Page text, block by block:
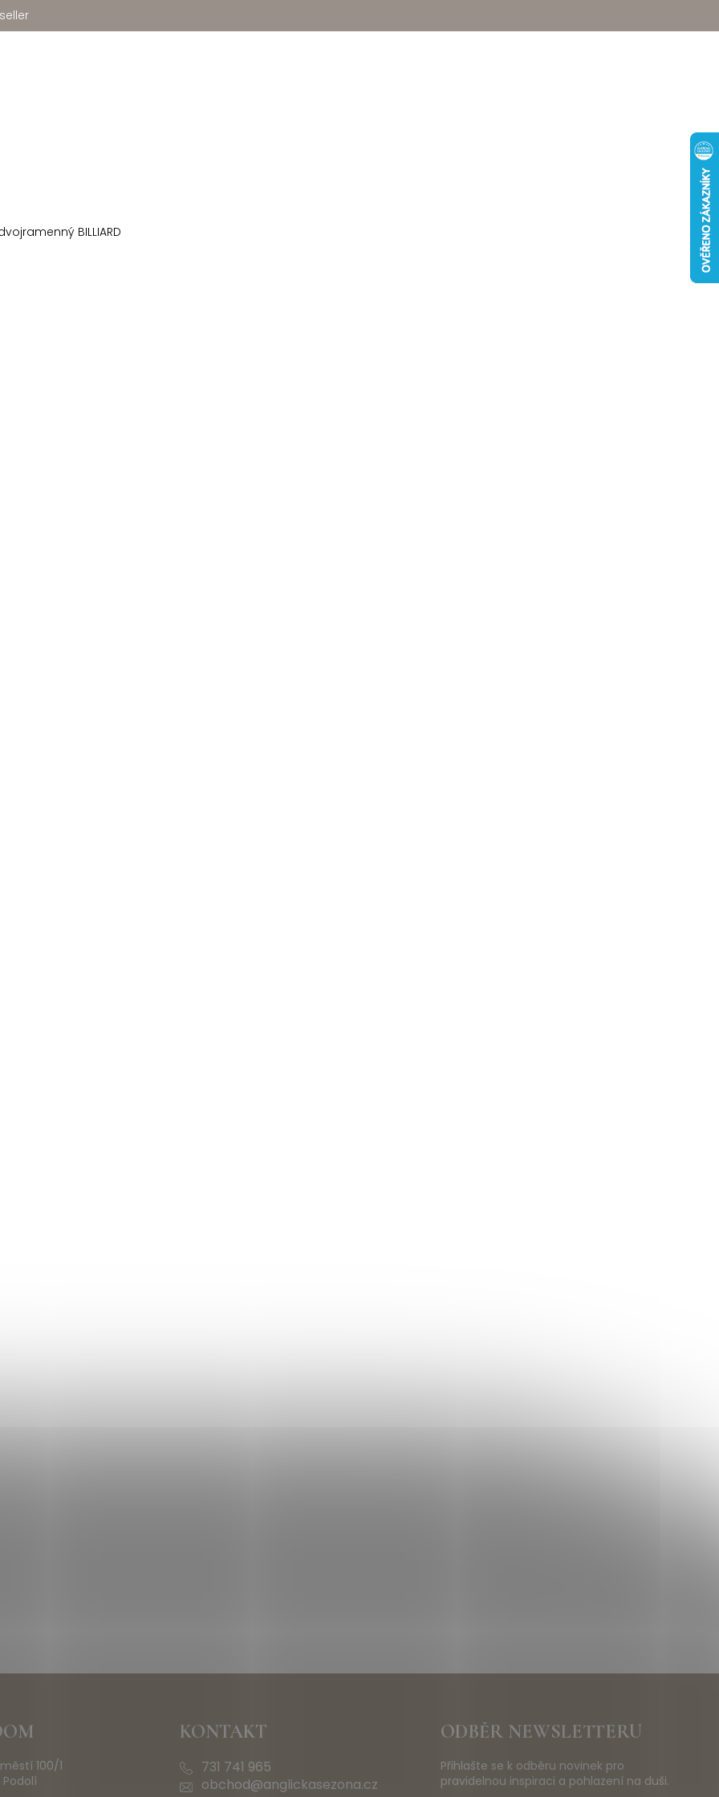
BILLIARD
100/1
KONTAKT
731 741 965
obchod@anglickasezona.cz
ODBĚR NEWSLETTERU
Přihlašte se k odběru novinek pro
pravidelnou inspiraci a pohlazení na duši.